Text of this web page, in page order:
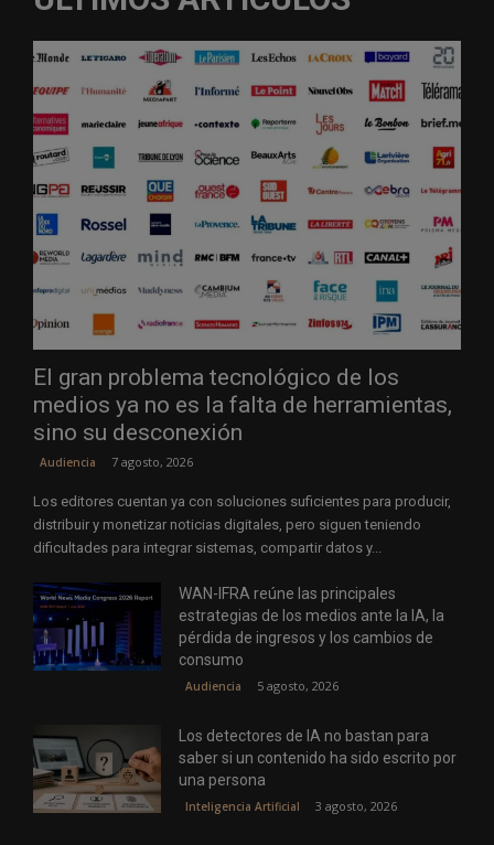
El gran problema tecnológico de los
medios ya no es la falta de herramientas,
sino su desconexión
Audiencia 7 agosto, 2026
Los editores cuentan ya con soluciones suficientes para producir,
distribuir y monetizar noticias digitales, pero siguen teniendo
dificultades para integrar sistemas, compartir datos y...
WAN-IFRA reúne las principales
estrategias de los medios ante la IA, la
pérdida de ingresos y los cambios de
consumo
Audiencia 5 agosto, 2026
Los detectores de IA no bastan para
saber si un contenido ha sido escrito por
una persona
Inteligencia Artificial 3 agosto, 2026